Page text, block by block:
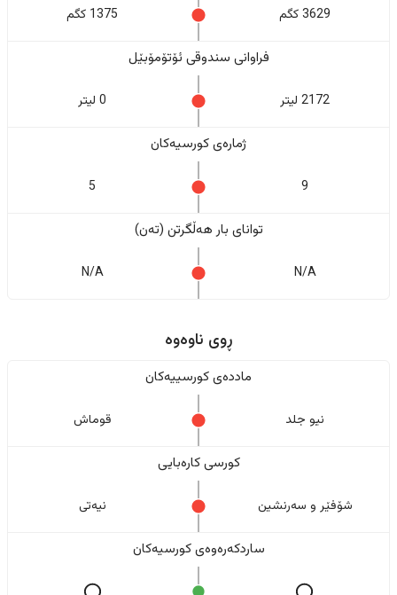
3629 کگم 1375 کگم
فراوانی سندوقی ئۆتۆمۆبێل
2172 لیتر 0 لیتر
ژمارەی کورسیەکان
9
5
تواناى بار هەڵگرتن (تەن)
N/A
N/A
ڕوی ناوەوە
ماددەی کورسییەکان
نیو جلد قوماش
کورسی کارەبایی
شۆفێر و سەرنشین نیەتی
ساردکەرەوەی کورسیەکان